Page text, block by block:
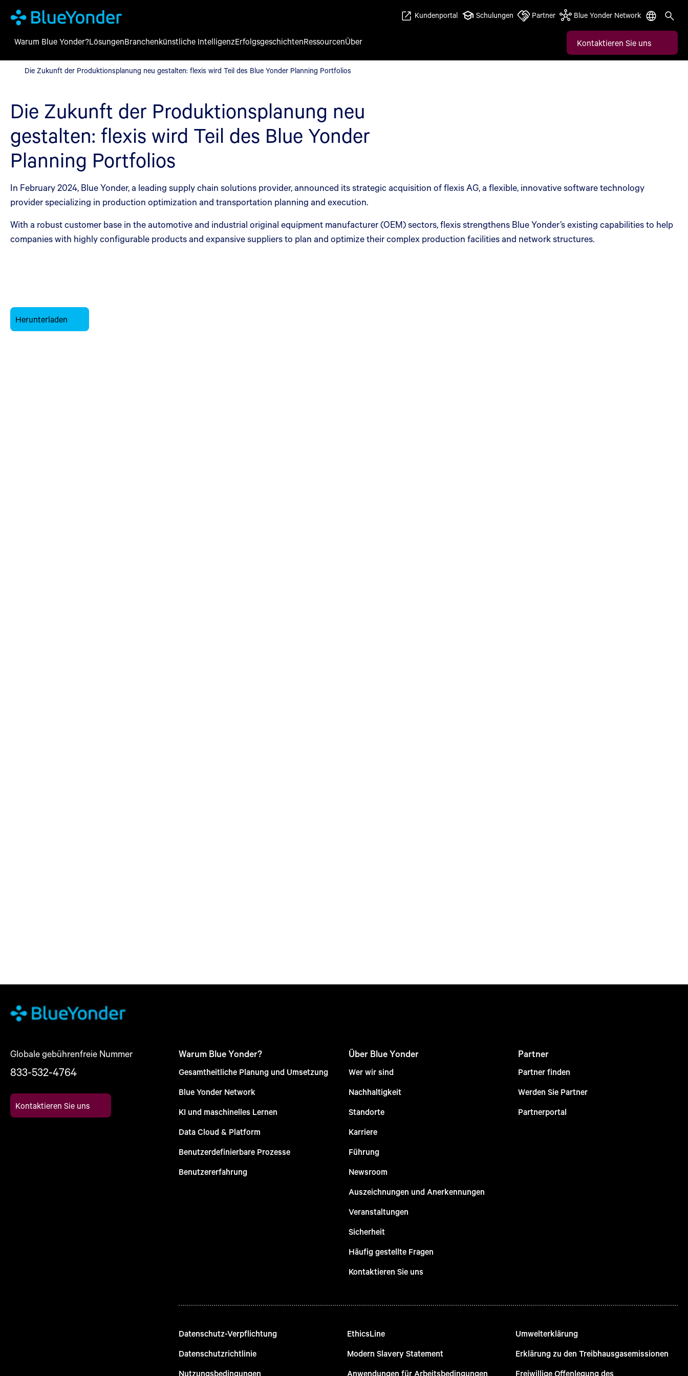
Die Zukunft der Produktionsplanung neu gestalten: flexis wird Teil des Blue Yonder Planning Portfolios
Kundenportal Schulungen Partner Blue Yonder Network
Warum Blue Yonder?LösungenBranchenkünstliche IntelligenzErfolgsgeschichtenRessourcenÜber Kontaktieren Sie uns
Die Zukunft der Produktionsplanung neu gestalten: flexis wird Teil des Blue Yonder Planning Portfolios
Die Zukunft der Produktionsplanung neu
gestalten: flexis wird Teil des Blue Yonder
Planning Portfolios
In February 2024, Blue Yonder, a leading supply chain solutions provider, announced its strategic acquisition of flexis AG, a flexible, innovative software technology
provider specializing in production optimization and transportation planning and execution.
With a robust customer base in the automotive and industrial original equipment manufacturer (OEM) sectors, flexis strengthens Blue Yonder’s existing capabilities to help
companies with highly configurable products and expansive suppliers to plan and optimize their complex production facilities and network structures.
Herunterladen
Globale gebührenfreie Nummer
833-532-4764
Kontaktieren Sie uns
Warum Blue Yonder?
Gesamtheitliche Planung und Umsetzung
Blue Yonder Network
KI und maschinelles Lernen
Data Cloud & Platform
Benutzerdefinierbare Prozesse
Benutzererfahrung
Über Blue Yonder
Wer wir sind
Nachhaltigkeit
Standorte
Karriere
Führung
Newsroom
Auszeichnungen und Anerkennungen
Veranstaltungen
Sicherheit
Häufig gestellte Fragen
Kontaktieren Sie uns
Partner
Partner finden
Werden Sie Partner
Partnerportal
Datenschutz-Verpflichtung
Datenschutzrichtlinie
Nutzungsbedingungen
EthicsLine
Modern Slavery Statement
Anwendungen für Arbeitsbedingungen
Umwelterklärung
Erklärung zu den Treibhausgasemissionen
Freiwillige Offenlegung des